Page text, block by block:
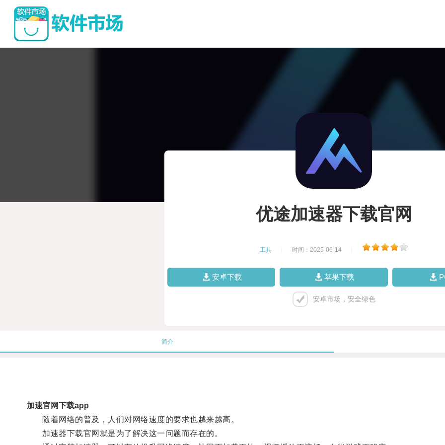
优途加速器下载官网
工具 时间：2025-06-14
安卓下载 苹果下载
安卓市场，安全绿色
简介
加速官网下载app
随着网络的普及，人们对网络速度的要求也越来越高。
加速器下载官网就是为了解决这一问题而存在的。